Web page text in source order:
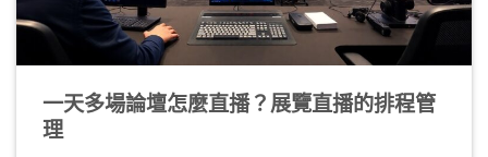
一天多場論壇怎麼直播？展覽直播的排程管
理